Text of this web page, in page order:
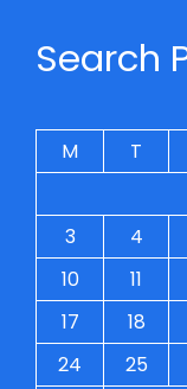
Search
M
T
3
4
10
11
17
18
24
25